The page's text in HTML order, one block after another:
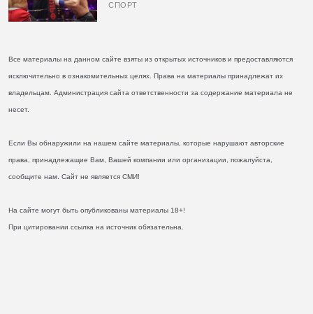
СПОРТ
Все материалы на данном сайте взяты из открытых источников и предоставляются
исключительно в ознакомительных целях. Права на материалы принадлежат их
владельцам. Администрация сайта ответственности за содержание материала не
несет.
Если Вы обнаружили на нашем сайте материалы, которые нарушают авторские
права, принадлежащие Вам, Вашей компании или организации, пожалуйста,
сообщите нам. Сайт не является СМИ!
На сайте могут быть опубликованы материалы 18+!
При цитировании ссылка на источник обязательна.